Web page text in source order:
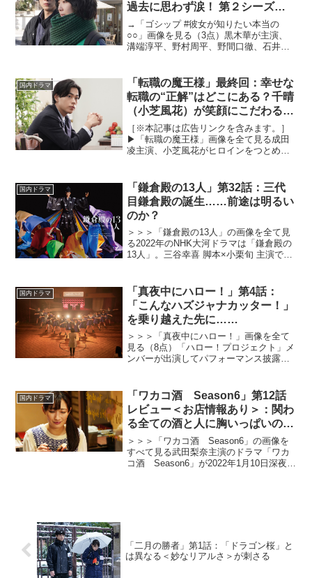
過去に思わず涙！ 第２シーズン
は凛々子を巡って波乱の予感？
（※ストーリーネタバレあり）
→「ゴシップ #彼女が知りたい本当の
○○」画像を見る（3点）黒木華が主演、
溝端淳平、野村周平、野間口徹、石井杏
6日より放送スタート。取材なしの「コタ
ツ記事」を...
国内ドラマ
「転職の魔王様」最終回：幸せな
転職の“正解”はどこにある？千晴
（小芝風花）が笑顔にこだわる理
由
［※本記事は広告リンクを含みます。］
▶︎「転職の魔王様」画像を全て見る成田
凌主演、小芝風花がヒロインをつとめ
エージェント・来栖嵐を、小芝風花が3年
で広告代理...
国内ドラマ
「鎌倉殿の13人」第32話：三代
目鎌倉殿の誕生……前途は明るい
のか？
＞＞＞「鎌倉殿の13人」の画像を全て見
る2022年のNHK大河ドラマは「鎌倉殿の
13人」。三谷幸喜 脚本×小栗旬 主演で描
れていない部分を想像と創作で補い、唯
一無二のエ...
国内ドラマ
「真夜中にハロー！」第4話：
「こんなハズジャナカッター！」
を乗り越えた先に……
＞＞＞「真夜中にハロー！」画像を全て
見る（8点）「ハロー！プロジェクト」メ
ンバーが出演してパフォーマンス披露、
事では、第4話でBEYOOOOONDSのメン
バーによってパ...
国内ドラマ
「ワカコ酒 Season6」第12話
レビュー＜お店情報あり＞：関わ
る全ての酒と人に胸いっぱいの愛
を（※ストーリーネタバレあり）
＞＞＞「ワカコ酒 Season6」の画像を
すべて見る武田梨奈主演のドラマ「ワカ
コ酒 Season6」が2022年1月10日深夜、
「二月の勝者」第1話：「ドラゴン桜」と
は異なる＜妙なリアルさ＞が刺さる